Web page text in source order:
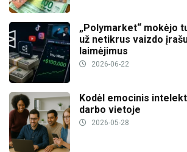
„Polymarket“ mokėjo
už netikrus vaizdo
laimėjimus
2026-06-22
Kodėl emocinis
darbo vietoje
2026-05-28